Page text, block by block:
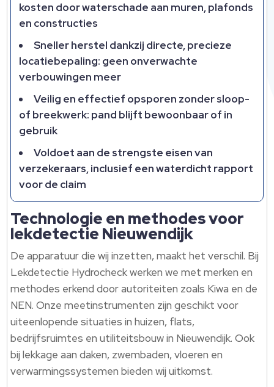
kosten door waterschade aan muren, plafonds
en constructies
Sneller herstel dankzij directe, precieze
locatiebepaling: geen onverwachte
verbouwingen meer
Veilig en effectief opsporen zonder sloop-
of breekwerk: pand blijft bewoonbaar of in
gebruik
Voldoet aan de strengste eisen van
verzekeraars, inclusief een waterdicht rapport
voor de claim
Technologie en methodes voor
lekdetectie Nieuwendijk
De apparatuur die wij inzetten, maakt het verschil.​ Bij
Lekdetectie Hydrocheck werken we met merken en
methodes erkend door autoriteiten zoals Kiwa en de
NEN.​ Onze meetinstrumenten zijn geschikt voor
uiteenlopende situaties in huizen, flats,
bedrijfsruimtes en utiliteitsbouw in Nieuwendijk.​ Ook
bij lekkage aan daken, zwembaden, vloeren en
verwarmingssystemen bieden wij uitkomst.​